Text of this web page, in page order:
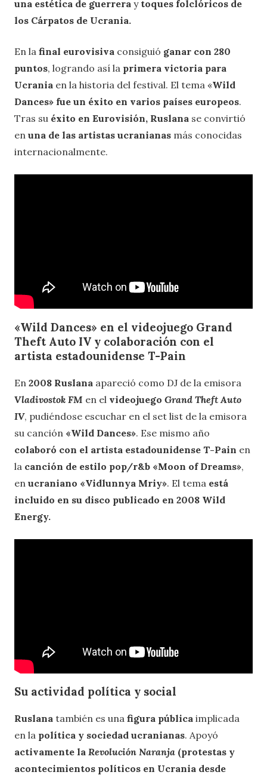
una estética de guerrera y toques folclóricos de
los Cárpatos de Ucrania.
En la final eurovisiva consiguió ganar con 280
puntos, logrando así la primera victoria para
Ucrania en la historia del festival. El tema «Wild
Dances» fue un éxito en varios países europeos.
Tras su éxito en Eurovisión, Ruslana se convirtió
en una de las artistas ucranianas más conocidas
internacionalmente.
«Wild Dances» en el videojuego Grand
Theft Auto IV y colaboración con el
artista estadounidense T-Pain
En 2008 Ruslana apareció como DJ de la emisora
Vladivostok FM en el videojuego Grand Theft Auto
IV, pudiéndose escuchar en el set list de la emisora
su canción «Wild Dances». Ese mismo año
colaboró con el artista estadounidense T-Pain en
la canción de estilo pop/r&b «Moon of Dreams»,
en ucraniano «Vidlunnya Mriy». El tema está
incluido en su disco publicado en 2008 Wild
Energy.
Su actividad política y social
Ruslana también es una figura pública implicada
en la política y sociedad ucranianas. Apoyó
activamente la Revolución Naranja (protestas y
acontecimientos políticos en Ucrania desde